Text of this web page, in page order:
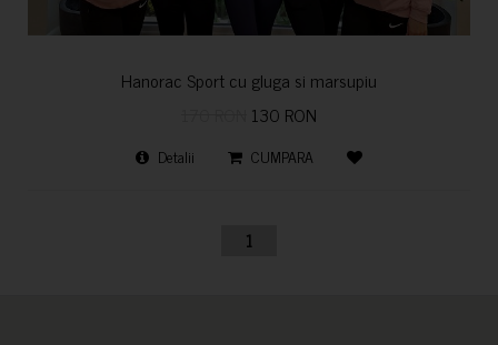
Hanorac Sport cu gluga si marsupiu
130 RON
Detalii CUMPARA
1